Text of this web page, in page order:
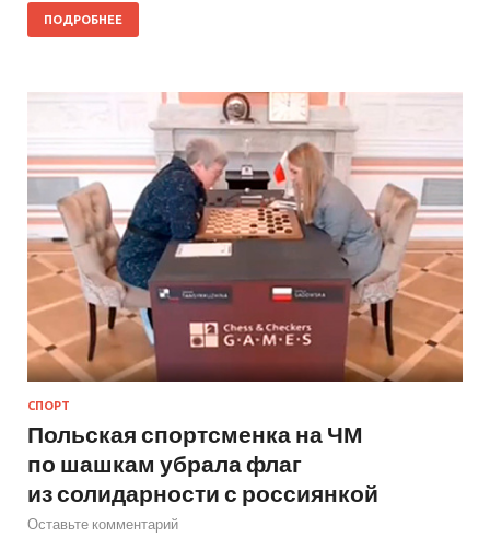
ПОДРОБНЕЕ
СПОРТ
Польская спортсменка на ЧМ
по шашкам убрала флаг
из солидарности с россиянкой
Оставьте комментарий